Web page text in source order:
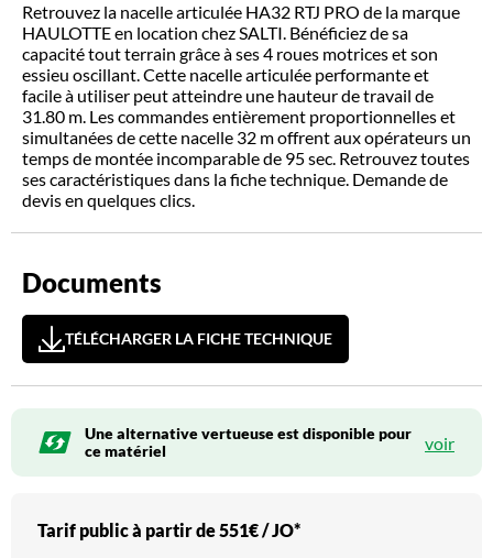
Retrouvez la nacelle articulée HA32 RTJ PRO de la marque
HAULOTTE en location chez SALTI. Bénéficiez de sa
capacité tout terrain grâce à ses 4 roues motrices et son
essieu oscillant. Cette nacelle articulée performante et
facile à utiliser peut atteindre une hauteur de travail de
31.80 m. Les commandes entièrement proportionnelles et
simultanées de cette nacelle 32 m offrent aux opérateurs un
temps de montée incomparable de 95 sec. Retrouvez toutes
ses caractéristiques dans la fiche technique. Demande de
devis en quelques clics.
Documents
TÉLÉCHARGER LA FICHE TECHNIQUE
Une alternative vertueuse est disponible pour
ce matériel
voir
Tarif public à partir de551€ / JO*